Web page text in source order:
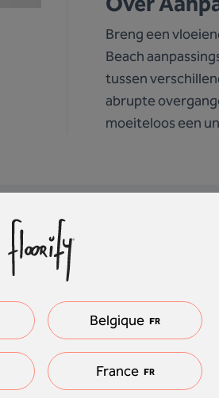
Breng een
Beach
tussen
abrupte
moeiteloos een
Belgique FR
France FR